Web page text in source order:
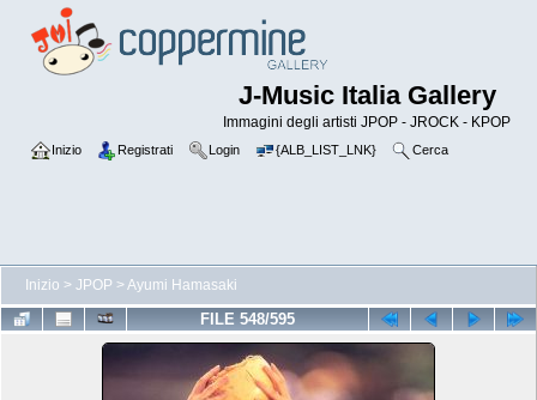
J-Music Italia Gallery
Immagini degli artisti JPOP - JROCK - KPOP
Inizio Registrati Login {ALB_LIST_LNK} Cerca
Inizio > JPOP >Ayumi Hamasaki
FILE 548/595